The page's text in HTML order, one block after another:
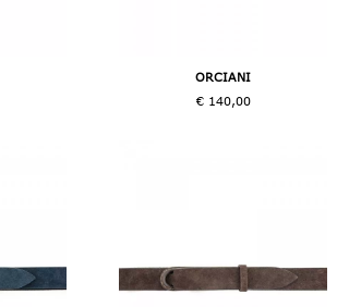
ORCIANI
€ 140,00